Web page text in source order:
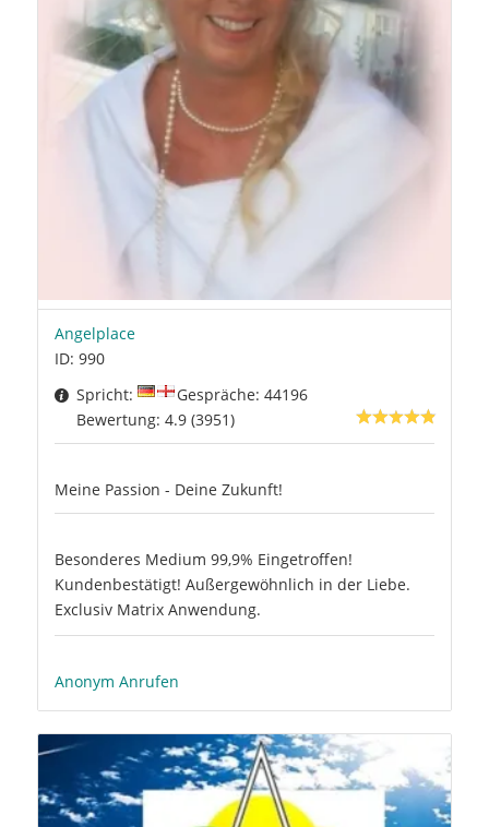
Angelplace
ID: 990
Spricht:
Gespräche: 44196
Bewertung: 4.9 (3951)
Meine Passion - Deine Zukunft!
Besonderes Medium 99,9% Eingetroffen!
Kundenbestätigt! Außergewöhnlich in der Liebe.
Exclusiv Matrix Anwendung.
Anonym Anrufen